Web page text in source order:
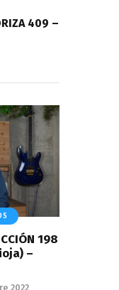
409 –
198
–
2022